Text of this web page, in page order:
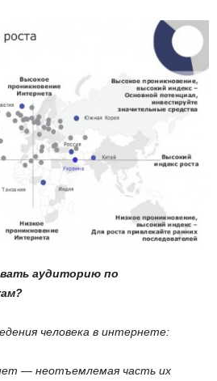
аудиторию по
человека в интернете:
— неотъемлемая часть их